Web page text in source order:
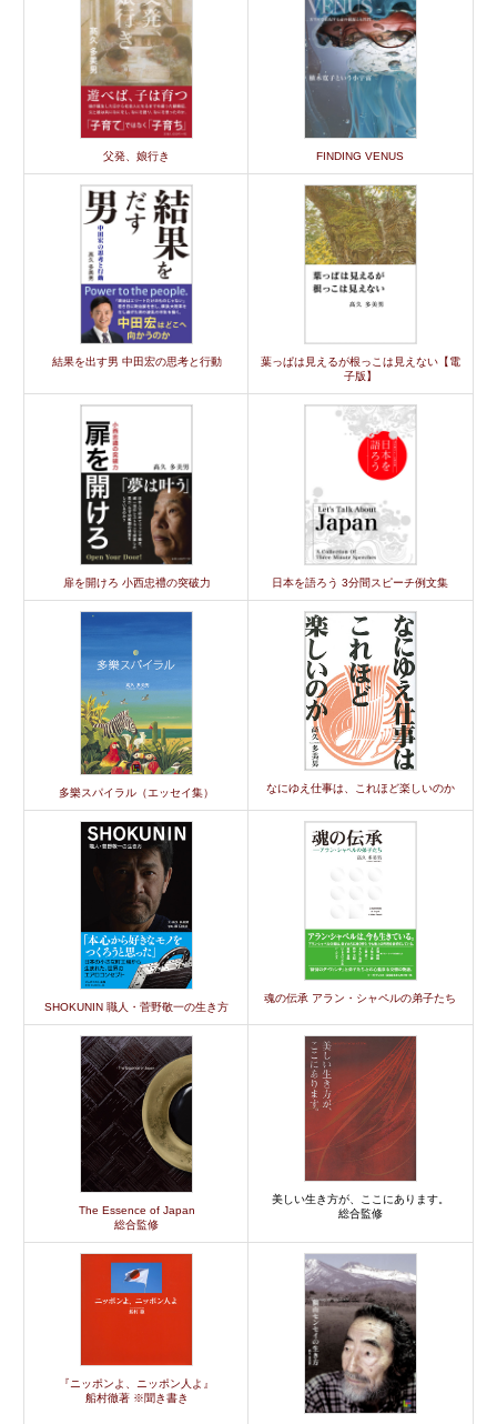
父発、娘行き FINDING VENUS
結果を出す男 中田宏の思考と行動
葉っぱは見えるが根っこは見えない【電
子版】
扉を開けろ 小西忠禮の突破力 日本を語ろう 3分間スピーチ例文集
多樂スパイラル（エッセイ集） なにゆえ仕事は、これほど楽しいのか
SHOKUNIN 職人・菅野敬一の生き方
魂の伝承 アラン・シャペルの弟子たち
The Essence of Japan
総合監修
美しい生き方が、ここにあります。
総合監修
『ニッポンよ、ニッポン人よ』
船村徹著 ※聞き書き